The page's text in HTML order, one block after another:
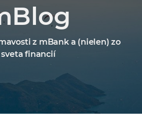
z mBank a (nielen) zo
sveta financií